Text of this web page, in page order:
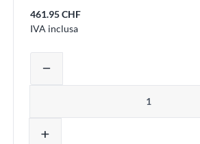
prodotti dal carrello
461.95 CHF
IVA inclusa
Regolare la quantità
remove
add